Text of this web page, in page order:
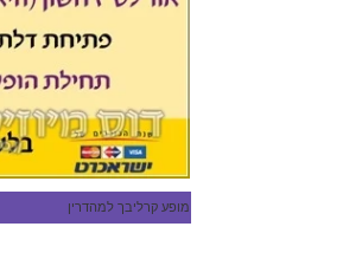
מופע קרליבך למהדרין